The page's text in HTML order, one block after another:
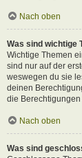
Nach oben
Was sind wichtige
Wichtige Themen
sind nur auf der
weswegen du sie
deinen
die Berechtigungen
Nach oben
Was sind